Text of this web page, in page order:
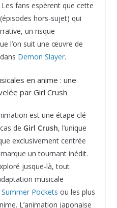
fans espèrent que cette
hors-sujet) qui
un risque
l’on suit une œuvre de
Demon Slayer.
en anime : une
par Girl Crush
est une étape clé
de Girl Crush, l’unique
exclusivement centrée
un tournant inédit.
jusque-là, tout
musicale
Summer Pockets ou les plus
L’animation japonaise